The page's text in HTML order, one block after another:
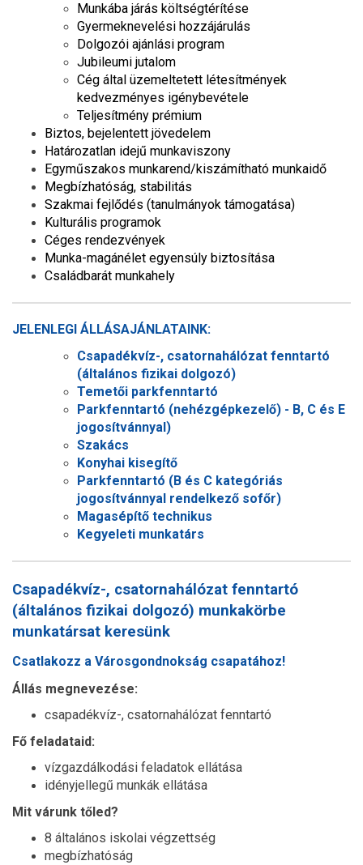
Munkába járás költségtérítése
Gyermeknevelési hozzájárulás
Dolgozói ajánlási program
Jubileumi jutalom
Cég által üzemeltetett létesítmények
kedvezményes igénybevétele
Teljesítmény prémium
Biztos, bejelentett jövedelem
Határozatlan idejű munkaviszony
Egyműszakos munkarend/kiszámítható munkaidő
Megbízhatóság, stabilitás
Szakmai fejlődés (tanulmányok támogatása)
Kulturális programok
Céges rendezvények
Munka-magánélet egyensúly biztosítása
Családbarát munkahely
JELENLEGI ÁLLÁSAJÁNLATAINK:
Csapadékvíz-, csatornahálózat fenntartó
(általános fizikai dolgozó)
Temetői parkfenntartó
Parkfenntartó (nehézgépkezelő) - B, C és E
jogosítvánnyal)
Szakács
Konyhai kisegítő
Parkfenntartó (B és C kategóriás
jogosítvánnyal rendelkező sofőr)
Magasépítő technikus
Kegyeleti munkatárs
Csapadékvíz-, csatornahálózat fenntartó
(általános fizikai dolgozó) munkakörbe
munkatársat keresünk
Csatlakozz a Városgondnokság csapatához!
Állás megnevezése:
csapadékvíz-, csatornahálózat fenntartó
Fő feladataid:
vízgazdálkodási feladatok ellátása
idényjellegű munkák ellátása
Mit várunk tőled?
8 általános iskolai végzettség
megbízhatóság